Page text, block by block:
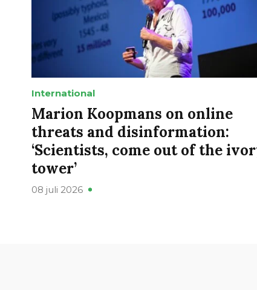
International
Marion Koopmans on online
threats and disinformation:
‘Scientists, come out of the
tower’
08 juli 2026